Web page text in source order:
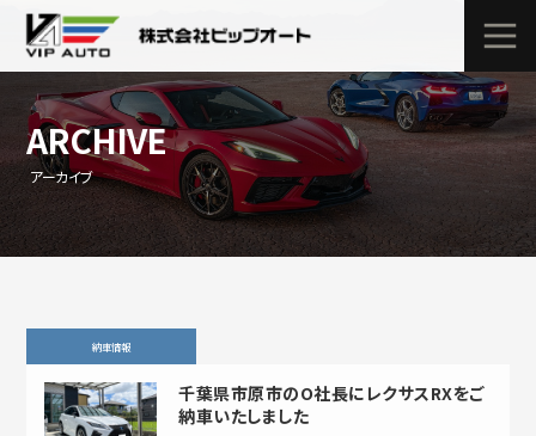
ARCHIVE
アーカイブ
納車情報
千葉県市原市のO社長にレクサスRXをご
納車いたしました